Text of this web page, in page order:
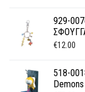
929-
€12.00
518-